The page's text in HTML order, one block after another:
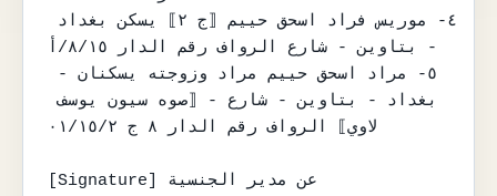
- بتاوين - شارع الرواف رقم الدار ٨/١٥/أ
بغداد - بتاوين - شارع - ⟦صوه سيون يوسف
لاوي⟧ الرواف رقم الدار ٨ ج ٠١/١٥/٢
[Signature] عن مدير الجنسية